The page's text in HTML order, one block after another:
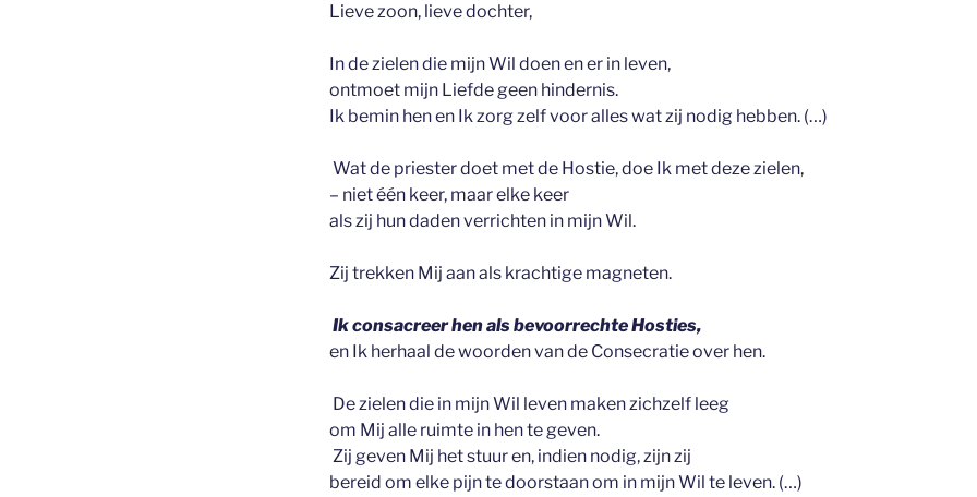
Lieve zoon, lieve dochter,
In de zielen die mijn Wil doen en er in leven,
ontmoet mijn Liefde geen hindernis.
Ik bemin hen en Ik zorg zelf voor alles wat zij nodig hebben. (…)
Wat de priester doet met de Hostie, doe Ik met deze zielen,
– niet één keer, maar elke keer
als zij hun daden verrichten in mijn Wil.
Zij trekken Mij aan als krachtige magneten.
Ik consacreer hen als bevoorrechte Hosties,
en Ik herhaal de woorden van de Consecratie over hen.
De zielen die in mijn Wil leven maken zichzelf leeg
om Mij alle ruimte in hen te geven.
Zij geven Mij het stuur en, indien nodig, zijn zij
bereid om elke pijn te doorstaan om in mijn Wil te leven. (…)